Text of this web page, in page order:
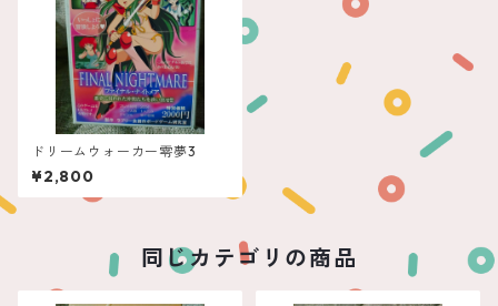
ドリームウォーカー零夢3
¥2,800
同じカテゴリの商品